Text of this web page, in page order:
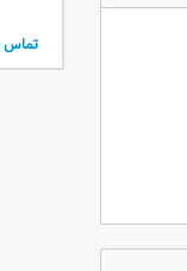
تماس